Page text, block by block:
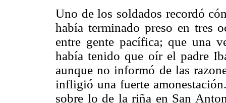
Uno de los soldados recordó
había terminado preso en tres
entre gente pacífica; que una
había tenido que oír el padre
aunque no informó de las
infligió una fuerte
sobre lo de la riña en San